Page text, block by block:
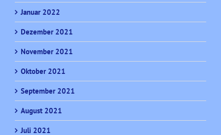
Januar 2022
Dezember 2021
November 2021
Oktober 2021
September 2021
August 2021
Juli 2021